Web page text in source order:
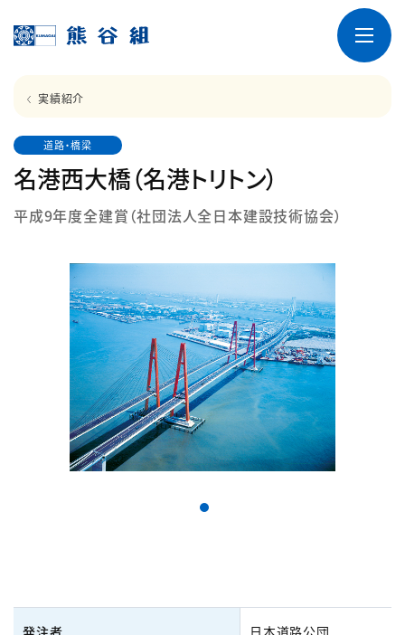
実績紹介
道路・橋梁
名港西大橋（名港トリトン）
平成9年度全建賞（社団法人全日本建設技術協会）
発注者 日本道路公団